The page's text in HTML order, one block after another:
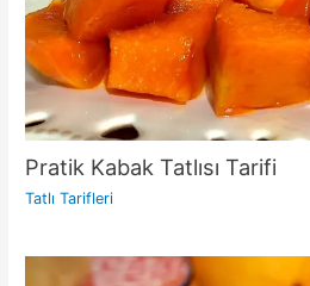
Pratik Kabak Tatlısı Tarifi
Tatlı Tarifleri